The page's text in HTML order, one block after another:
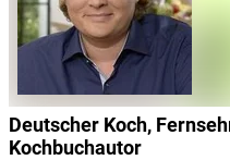
Deutscher Koch,
Kochbuchautor